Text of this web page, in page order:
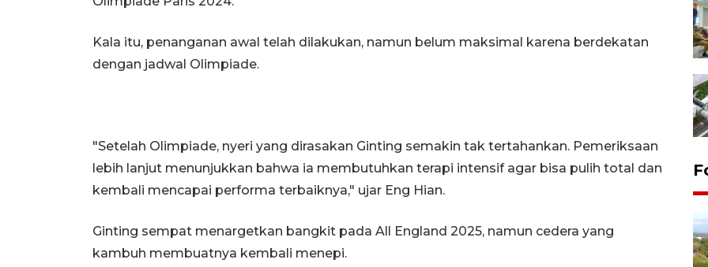
Kala itu, penanganan awal telah dilakukan, namun belum maksimal karena berdekatan
dengan jadwal Olimpiade.
"Setelah Olimpiade, nyeri yang dirasakan Ginting semakin tak tertahankan. Pemeriksaan
lebih lanjut menunjukkan bahwa ia membutuhkan terapi intensif agar bisa pulih total dan
kembali mencapai performa terbaiknya," ujar Eng Hian.
Ginting sempat menargetkan bangkit pada All England 2025, namun cedera yang
kambuh membuatnya kembali menepi.